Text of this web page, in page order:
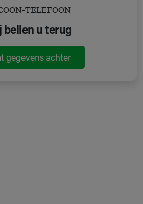
bellen u terug
gegevens achter